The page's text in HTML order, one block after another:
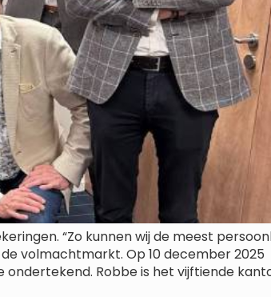
“Zo kunnen wij de meest
volmachtmarkt. Op 10 december 2025
ondertekend. Robbe is het vijftiende